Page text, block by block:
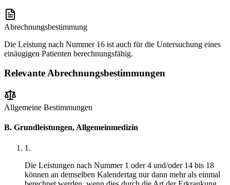
Abrechnungsbestimmung
Die Leistung nach Nummer 16 ist auch für die Untersuchung eines
einäugigen Patienten berechnungsfähig.
Relevante Abrechnungsbestimmungen
Allgemeine Bestimmungen
B. Grundleistungen, Allgemeinmedizin
1 .
Die Leistungen nach Nummer 1 oder 4 und/oder 14 bis 18
können an demselben Kalendertag nur dann mehr als einmal